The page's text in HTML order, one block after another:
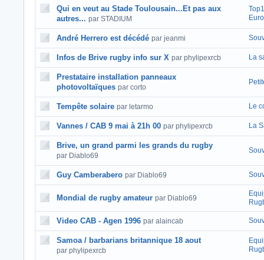
Qui en veut au Stade Toulousain...Et pas aux
autres... par STADIUM
André Herrero est décédé par jeanmi
Infos de Brive rugby info sur X par phylipexrcb La
Prestataire installation panneaux
photovoltaïques par corto
Tempête solaire par letarmo Le
Vannes / CAB 9 mai à 21h 00 par phylipexrcb La
Brive, un grand parmi les grands du rugby
par Diablo69
Guy Camberabero par Diablo69
Mondial de rugby amateur par Diablo69
Video CAB - Agen 1996 par alaincab
Samoa / barbarians britannique 18 aout
par phylipexrcb